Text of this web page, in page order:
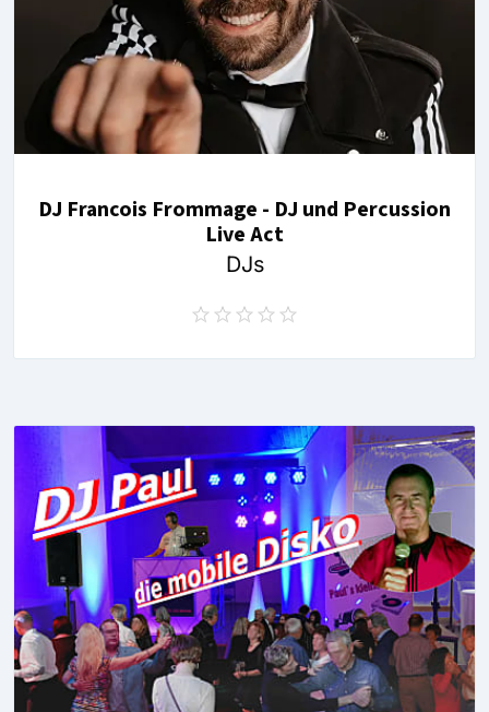
DJ Francois Frommage - DJ und Percussion
Live Act
DJs